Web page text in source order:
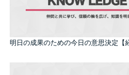
明日の成果のための今日の意思決定【